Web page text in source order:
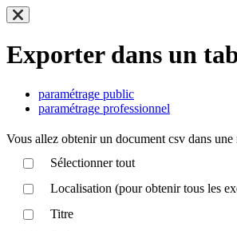
Exporter dans un
paramétrage public
paramétrage professionnel
Vous allez obtenir un document csv dans
Sélectionner tout
Localisation (pour obtenir tous les
Titre